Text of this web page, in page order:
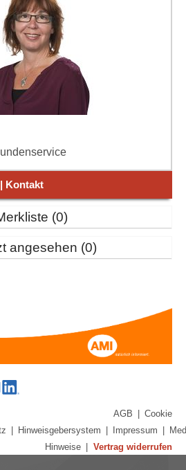
| Kontakt
0
angesehen 0
AGB | Cookie
| Hinweisgebersystem | Impressum |
Hinweise | Vertrag widerrufen